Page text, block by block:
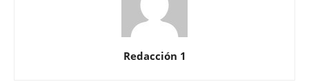
Redacción 1